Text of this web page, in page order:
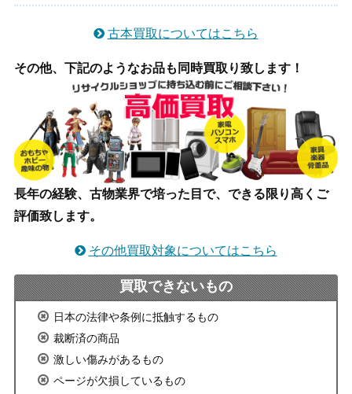
古本買取についてはこちら
その他、下記のようなお品も同時買取り致します！
長年の経験、古物業界で培った目で、できる限り高くご
評価致します。
その他買取対象についてはこちら
買取できないもの
日本の法律や条例に抵触するもの
裁断済の商品
激しい傷みがあるもの
ページが欠損しているもの